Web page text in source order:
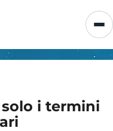
i termini